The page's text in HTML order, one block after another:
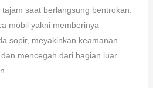
saat berlangsung bentrokan.
mobil yakni memberinya
sopir, meyakinkan keamanan
mencegah dari bagian luar